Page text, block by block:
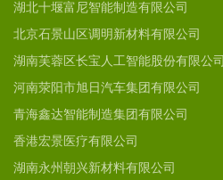
湖北十堰富尼智能制造有限公司
北京石景山区调明新材料有限公司
湖南芙蓉区长宝人工智能股份有限公司
河南荥阳市旭日汽车集团有限公司
青海鑫达智能制造集团有限公司
香港宏景医疗有限公司
湖南永州朝兴新材料有限公司